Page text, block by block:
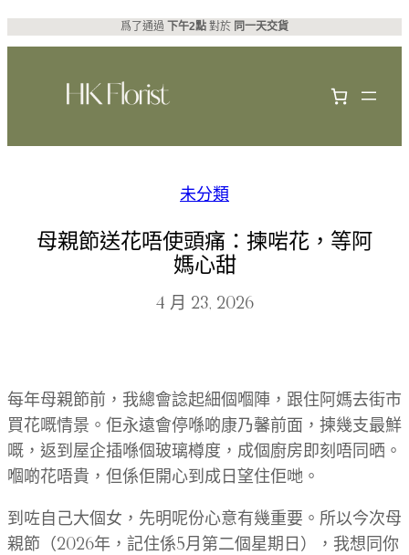
跳
至
容
爲了通過 下午2點 對於 同一天交貨
未分類
母親節送花唔使頭痛：揀啱花，等阿
媽心甜
4 月 23, 2026
每年母親節前，我總會諗起細個嗰陣，跟住阿媽去街市
買花嘅情景。佢永遠會停喺啲康乃馨前面，揀幾支最鮮
嘅，返到屋企插喺個玻璃樽度，成個廚房即刻唔同晒。
嗰啲花唔貴，但係佢開心到成日望住佢哋。
到咗自己大個女，先明呢份心意有幾重要。所以今次母
親節（2026年，記住係5月第二個星期日），我想同你